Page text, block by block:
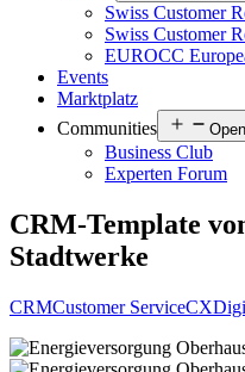
Swiss Customer
Swiss Customer
EUROCC
Events
Marktplatz
Communities
Business Club
Experten Forum
CRM-Template
Stadtwerke
CRMCustomer ServiceCX